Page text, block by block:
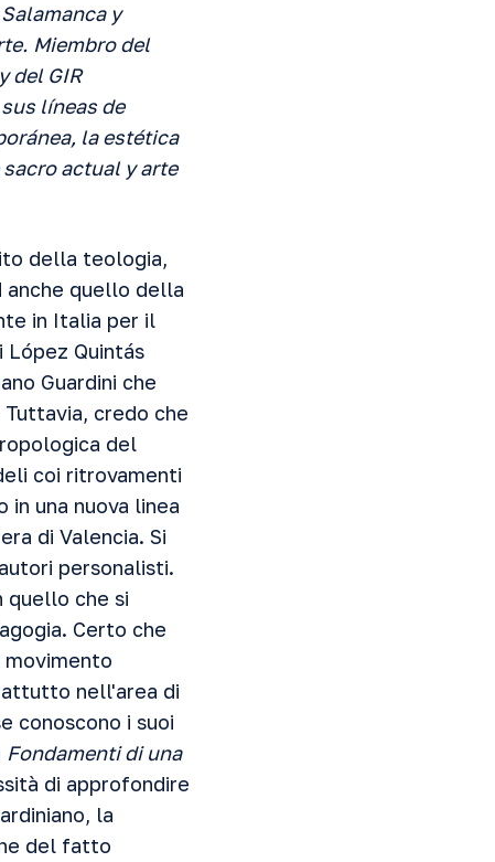
y
Miembro del
del GIR
líneas de
la estética
actual y arte
della teologia,
quello della
in Italia per il
López Quintás
Guardini che
credo che
del
coi ritrovamenti
una nuova linea
di Valencia. Si
personalisti.
quello che si
Certo che
movimento
nell'area di
conoscono i suoi
Fondamenti di una
di approfondire
la
del fatto